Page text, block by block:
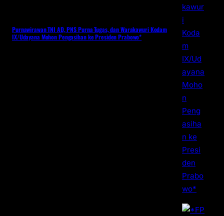
Purnawirawan TNI AD, PNS Purna Tugas, dan Warakawuri Kodam
IX/Udayana Mohon Pengasihan ke Presiden Prabowo*